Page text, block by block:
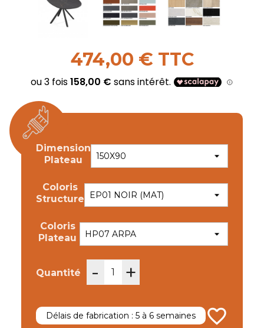
474,00 € TTC
Dimension
Plateau
Coloris
Structure
Coloris
Plateau
Quantité - +
Délais de fabrication : 5 à 6 semaines favorite_border